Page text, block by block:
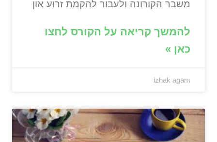
משבר הקורונה ולעבור להקמת זרוע און
להמשך קריאה על הקורס לחצו
כאן »
izhak agam